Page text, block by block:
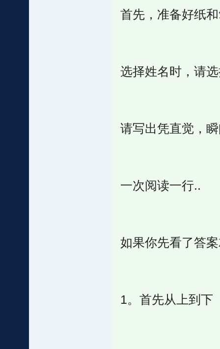
首先，准备好纸
选择姓名时，请
请写出凭直觉，
一次阅读一行..
如果你先看了答
1。首先从上到下